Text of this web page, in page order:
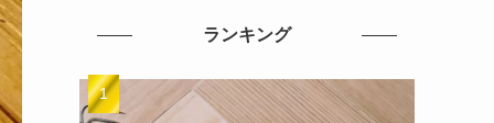
ランキング